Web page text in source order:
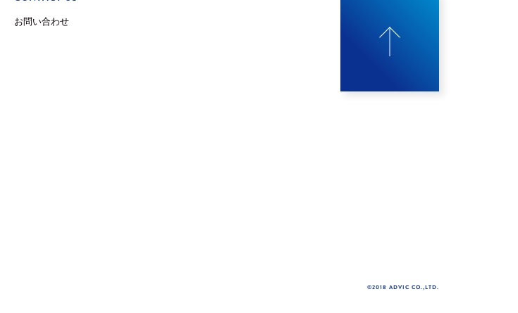
お問い合わせ
©2018 ADVIC CO.,LTD.